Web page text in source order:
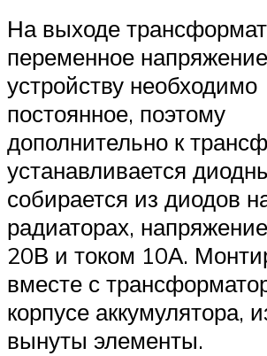
На выходе
переменное
устройству необходимо
постоянное, поэтому
дополнительно к
устанавливается
собирается из диодов
радиаторах,
20В и током 10А.
вместе с
корпусе аккумулятора,
вынуты элементы.